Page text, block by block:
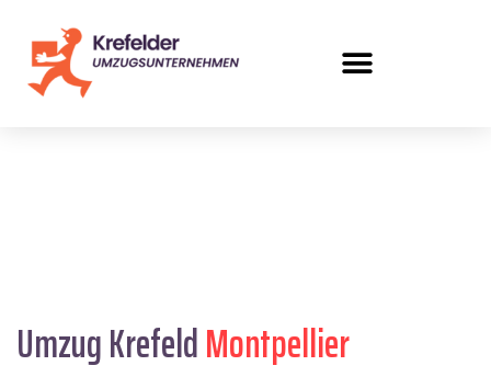
Umzug KrefeldMontpellier